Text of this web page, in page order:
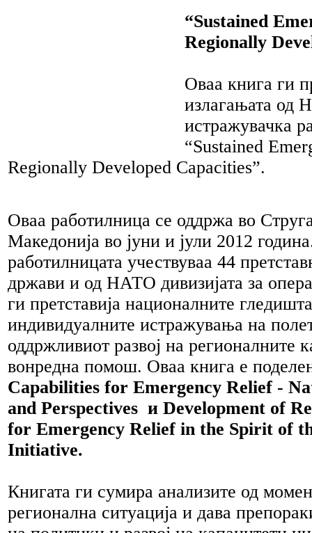
“Sustained
Regionally
Оваа книга ги
излагањата од
истражувачка
“Sustained
Regionally Developed Capacities”.
Оваа работилница се оддржа во
Македонија во јуни и јули 2012
работилницата учествуваа 44
држави и од НАТО дивизијата за
ги претставија националните
индивидуалните истражувања на
оддржливиот развој на регионалните
вонредна помош. Оваа книга е
Capabilities for Emergency Relief -
and Perspectives и Development of
for Emergency Relief in the Spirit of
Initiative.
Книгата ги сумира анализите од
регионална ситуација и дава